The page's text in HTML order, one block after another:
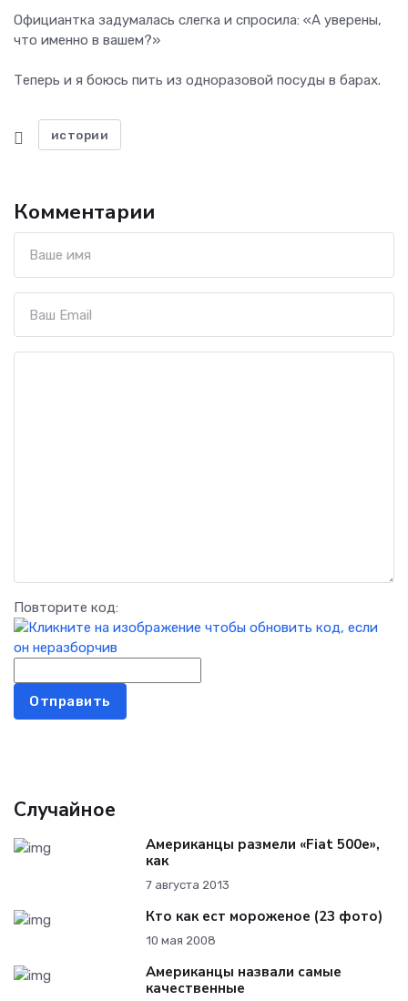
Официантка задумалась слегка и спросила: «А уверены,
что именно в вашем?»
Теперь и я боюсь пить из одноразовой посуды в барах.
истории
Комментарии
Повторите код:
Отправить
Случайное
Американцы размели «Fiat 500e»,
как
7 августа 2013
Кто как ест мороженое (23 фото)
10 мая 2008
Американцы назвали самые
качественные